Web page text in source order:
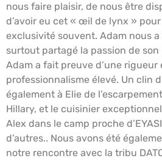
nous faire plaisir, de nous être
d’avoir eu cet « œil de lynx »
exclusivité souvent. Adam nous
surtout partagé la passion de son
Adam a fait preuve d’une rigueur
professionnalisme élevé. Un clin
également à Elie de
Hillary, et le cuisinier
Alex dans le camp proche
d’autres.. Nous avons été
notre rencontre avec la tribu